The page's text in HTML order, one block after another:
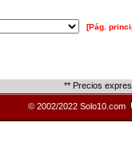
[Pág.
** Precios
© 2002/2022 Solo10.com